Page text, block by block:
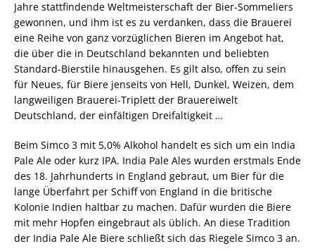
Jahre stattfindende Weltmeisterschaft der Bier-Sommeliers
gewonnen, und ihm ist es zu verdanken, dass die Brauerei
eine Reihe von ganz vorzüglichen Bieren im Angebot hat,
die über die in Deutschland bekannten und beliebten
Standard-Bierstile hinausgehen. Es gilt also, offen zu sein
für Neues, für Biere jenseits von Hell, Dunkel, Weizen, dem
langweiligen Brauerei-Triplett der Brauereiwelt
Deutschland, der einfältigen Dreifaltigkeit …
Beim Simco 3 mit 5,0% Alkohol handelt es sich um ein India
Pale Ale oder kurz IPA. India Pale Ales wurden erstmals Ende
des 18. Jahrhunderts in England gebraut, um Bier für die
lange Überfahrt per Schiff von England in die britische
Kolonie Indien haltbar zu machen. Dafür wurden die Biere
mit mehr Hopfen eingebraut als üblich. An diese Tradition
der India Pale Ale Biere schließt sich das Riegele Simco 3 an.